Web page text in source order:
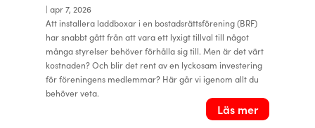
| apr 7, 2026
Att installera laddboxar i en bostadsrättsförening (BRF)
har snabbt gått från att vara ett lyxigt tillval till något
många styrelser behöver förhålla sig till. Men är det värt
kostnaden? Och blir det rent av en lyckosam investering
för föreningens medlemmar? Här går vi igenom allt du
behöver veta.
Läs mer